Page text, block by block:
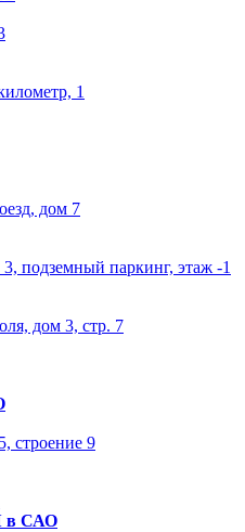
1
дом 7
подземный паркинг, этаж -1
дом 3, стр. 7
строение 9
в САО